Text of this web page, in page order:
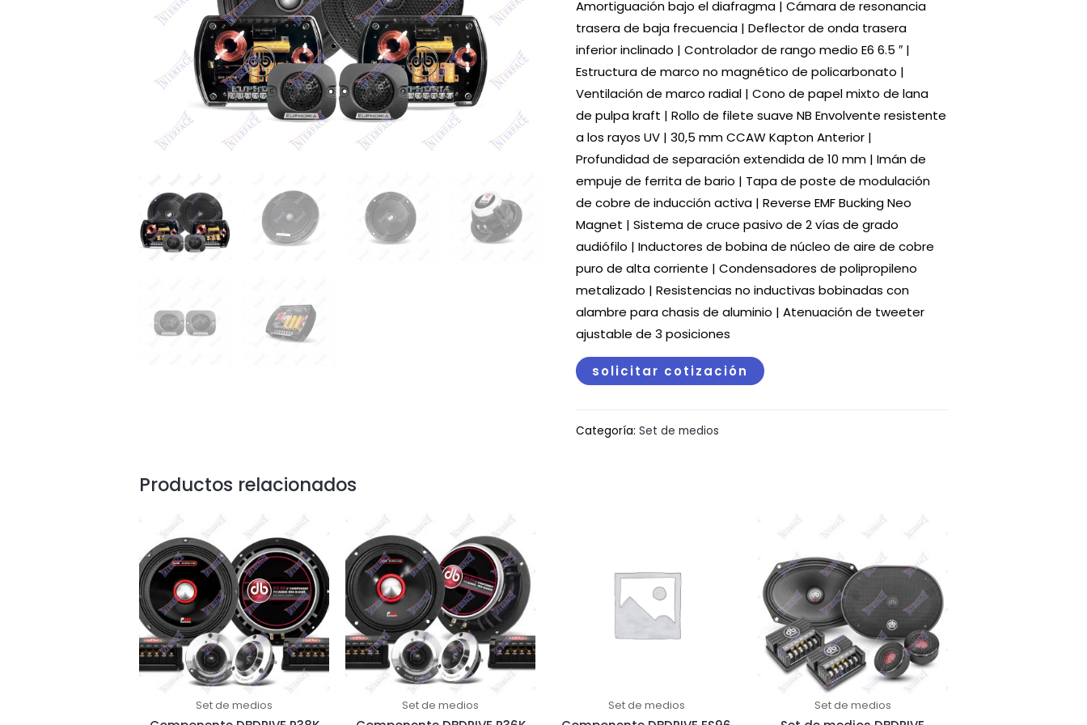
Amortiguación bajo el diafragma | Cámara de resonancia
trasera de baja frecuencia | Deflector de onda trasera
inferior inclinado | Controlador de rango medio E6 6.5 ″ |
Estructura de marco no magnético de policarbonato |
Ventilación de marco radial | Cono de papel mixto de lana
de pulpa kraft | Rollo de filete suave NB Envolvente resistente
a los rayos UV | 30,5 mm CCAW Kapton Anterior |
Profundidad de separación extendida de 10 mm | Imán de
empuje de ferrita de bario | Tapa de poste de modulación
de cobre de inducción activa | Reverse EMF Bucking Neo
Magnet | Sistema de cruce pasivo de 2 vías de grado
audiófilo | Inductores de bobina de núcleo de aire de cobre
puro de alta corriente | Condensadores de polipropileno
metalizado | Resistencias no inductivas bobinadas con
alambre para chasis de aluminio | Atenuación de tweeter
ajustable de 3 posiciones
solicitar cotización
Categoría: Set de medios
Productos relacionados
Set de medios Set de medios Set de medios Set de medios